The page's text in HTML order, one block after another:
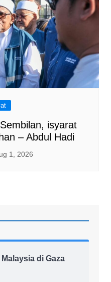
isyarat
– Abdul Hadi
1, 2026
di Gaza